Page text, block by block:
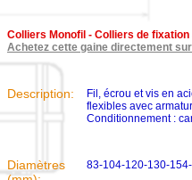
Colliers Monofil - Colliers de fixation
Achetez cette gaine directement
Description:
Fil, écrou et vis en
flexibles avec
Conditionnement :
Diamètres
83-104-120-130-